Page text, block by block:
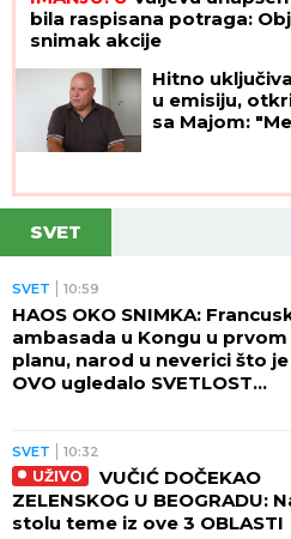
bila raspisana potraga:
snimak akcije
Hitno
u emisiju,
sa Majom:
SVET
SVET 10:59
HAOS OKO SNIMKA:
ambasada u Kongu u prvom
planu, narod u neverici što je
OVO ugledalo SVETLOST
SVET 10:32
UŽIVO
ZELENSKOG U BEOGRADU:
stolu teme iz ove 3 OBLASTI